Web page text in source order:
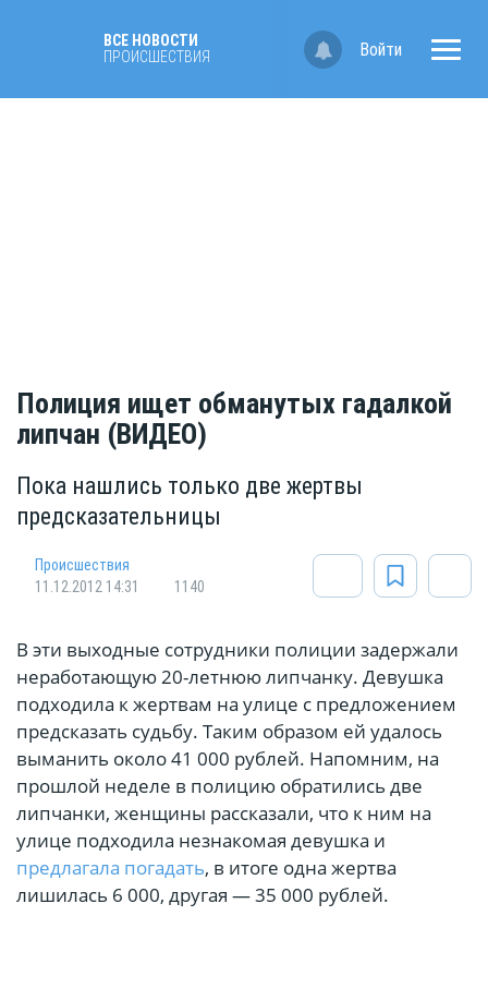
ВСЕ НОВОСТИ
ПРОИСШЕСТВИЯ
Войти
Полиция ищет обманутых гадалкой
липчан (ВИДЕО)
Пока нашлись только две жертвы
предсказательницы
Происшествия
11.12.2012 14:31
1140
В эти выходные сотрудники полиции задержали
неработающую 20-летнюю липчанку. Девушка
подходила к жертвам на улице с предложением
предсказать судьбу. Таким образом ей удалось
выманить около 41 000 рублей. Напомним, на
прошлой неделе в полицию обратились две
липчанки, женщины рассказали, что к ним на
улице подходила незнакомая девушка и
предлагала погадать, в итоге одна жертва
лишилась 6 000, другая — 35 000 рублей.